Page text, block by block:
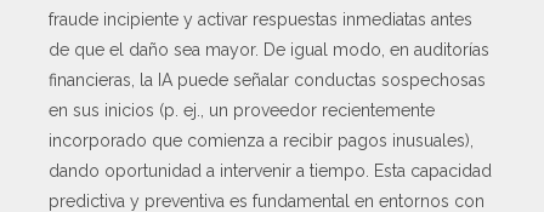
fraude incipiente y activar respuestas inmediatas antes
de que el daño sea mayor. De igual modo, en auditorías
financieras, la IA puede señalar conductas sospechosas
en sus inicios (p. ej., un proveedor recientemente
incorporado que comienza a recibir pagos inusuales),
dando oportunidad a intervenir a tiempo. Esta capacidad
predictiva y preventiva es fundamental en entornos con